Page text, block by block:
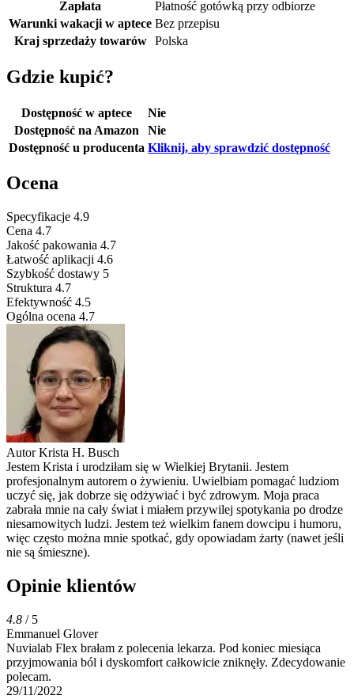
Zapłata
Płatność gotówką przy odbiorze
Warunki wakacji w aptece Bez przepisu
Kraj sprzedaży towarów
Polska
Gdzie kupić?
Dostępność w aptece
Nie
Dostępność na Amazon
Nie
Dostępność u producenta Kliknij, aby sprawdzić dostępność
Ocena
Specyfikacje 4.9
Cena 4.7
Jakość pakowania 4.7
Łatwość aplikacji 4.6
Szybkość dostawy 5
Struktura 4.7
Efektywność 4.5
Ogólna ocena 4.7
Autor Krista H. Busch
Jestem Krista i urodziłam się w Wielkiej Brytanii. Jestem
profesjonalnym autorem o żywieniu. Uwielbiam pomagać ludziom
uczyć się, jak dobrze się odżywiać i być zdrowym. Moja praca
zabrała mnie na cały świat i miałem przywilej spotykania po drodze
niesamowitych ludzi. Jestem też wielkim fanem dowcipu i humoru,
więc często można mnie spotkać, gdy opowiadam żarty (nawet jeśli
nie są śmieszne).
Opinie klientów
4.8 / 5
Emmanuel Glover
Nuvialab Flex brałam z polecenia lekarza. Pod koniec miesiąca
przyjmowania ból i dyskomfort całkowicie zniknęły. Zdecydowanie
polecam.
29/11/2022